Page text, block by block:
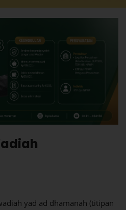
yad ad dhamanah (titipan